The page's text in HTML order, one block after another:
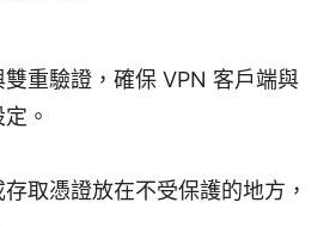
重驗證，確保 VPN 客戶端與
。
取憑證放在不受保護的地方，